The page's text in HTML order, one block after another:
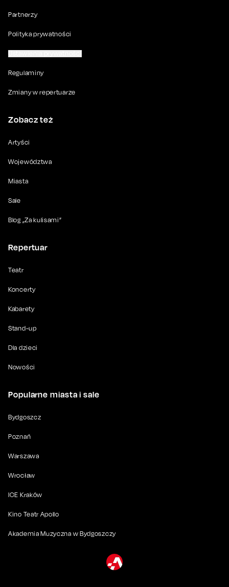
Partnerzy
Polityka prywatności
Regulaminy
Zmiany w repertuarze
Zobacz też
Artyści
Województwa
Miasta
Sale
Blog „Za kulisami”
Repertuar
Teatr
Koncerty
Kabarety
Stand-up
Dla dzieci
Nowości
Popularne miasta i sale
Bydgoszcz
Poznań
Warszawa
Wrocław
ICE Kraków
Kino Teatr Apollo
Akademia Muzyczna w Bydgoszczy